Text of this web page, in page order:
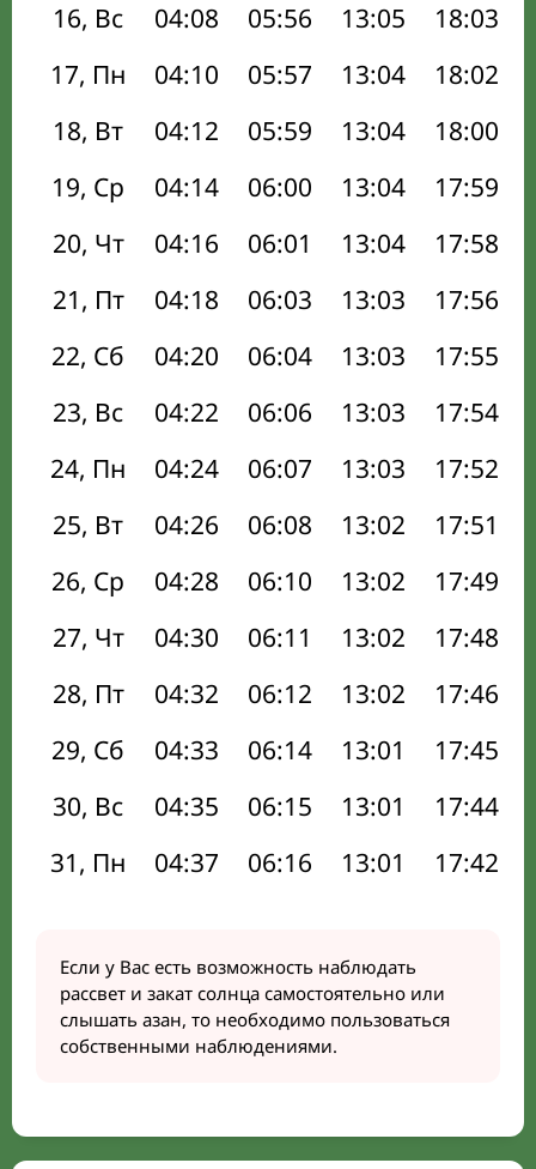
16, Вс
04:08 05:56 13:05 18:03
17, Пн
04:10 05:57 13:04 18:02
18, Вт
04:12 05:59 13:04 18:00
19, Ср
04:14 06:00 13:04 17:59
20, Чт
04:16 06:01 13:04 17:58
21, Пт
04:18 06:03 13:03 17:56
22, Сб
04:20 06:04 13:03 17:55
23, Вс
04:22 06:06 13:03 17:54
24, Пн
04:24 06:07 13:03 17:52
25, Вт
04:26 06:08 13:02 17:51
26, Ср
04:28 06:10 13:02 17:49
27, Чт
04:30 06:11 13:02 17:48
28, Пт
04:32 06:12 13:02 17:46
29, Сб
04:33 06:14 13:01 17:45
30, Вс
04:35 06:15 13:01 17:44
31, Пн
04:37 06:16 13:01 17:42
Если у Вас есть возможность наблюдать
рассвет и закат солнца самостоятельно или
слышать азан, то необходимо пользоваться
собственными наблюдениями.